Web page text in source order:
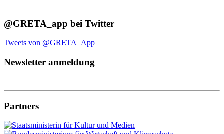
@GRETA_app bei Twitter
Tweets von @GRETA_App
Newsletter anmeldung
Partners